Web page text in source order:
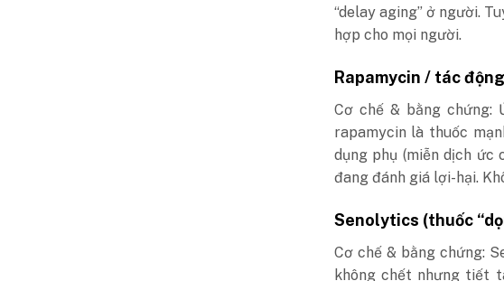
“delay aging” ở người.
hợp cho mọi người.
Rapamycin / tác
Cơ chế & bằng chứng:
rapamycin là thuốc
dụng phụ (miễn dịch ức
đang đánh giá lợi-hại.
Senolytics (thuốc
Cơ chế & bằng chứng:
không chết nhưng tiết